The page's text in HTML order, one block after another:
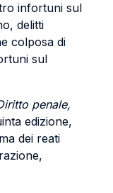
infortuni sul
delitti
colposa di
sul
penale,
edizione,
dei reati